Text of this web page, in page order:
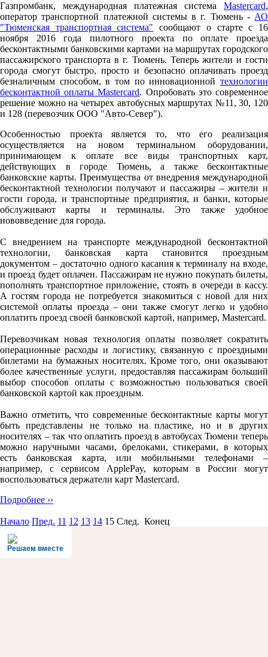
Газпромбанк, международная платежная система Mastercard,
оператор транспортной платежной системы в г. Тюмень - АО
"Тюменская транспортная система" сообщают о старте c 16
ноября 2016 года пилотного проекта по оплате проезда
бесконтактными банковскими картами на маршрутах городского
пассажирского транспорта в г. Тюмень. Теперь жители и гости
города смогут быстро, просто и безопасно оплачивать проезд
безналичным способом, в том по инновационной технологии
бесконтактной оплаты Mastercard. Опробовать это современное
решение можно на четырех автобусных маршрутах №11, 30, 120
и 128 (перевозчик ООО "Авто-Север").
Особенностью проекта является то, что его реализация
осуществляется на новом терминальном оборудовании,
принимающем к оплате все виды транспортных карт,
действующих в городе Тюмень, а также бесконтактные
банковские карты. Преимущества от внедрения международной
бесконтактной технологии получают и пассажиры – жители и
гости города, и транспортные предприятия, и банки, которые
обслуживают карты и терминалы. Это также удобное
нововведение для города.
С внедрением на транспорте международной бесконтактной
технологии, банковская карта становится проездным
документом – достаточно одного касания к терминалу на входе,
и проезд будет оплачен. Пассажирам не нужно покупать билеты,
пополнять транспортное приложение, стоять в очереди в кассу.
А гостям города не потребуется знакомиться с новой для них
системой оплаты проезда – они также смогут легко и удобно
оплатить проезд своей банковской картой, например, Mastercard.
Перевозчикам новая технология оплаты позволяет сократить
операционные расходы и логистику, связанную с проездными
билетами на бумажных носителях. Кроме того, они оказывают
более качественные услуги, предоставляя пассажирам больший
выбор способов оплаты с возможностью пользоваться своей
банковской картой как проездным.
Важно отметить, что современные бесконтактные карты могут
быть представлены не только на пластике, но и в других
носителях – так что оплатить проезд в автобусах Тюмени теперь
можно наручными часами, брелоками, стикерами, в которых
есть банковская карта, или мобильными телефонами –
например, с сервисом ApplePay, которым в России могут
воспользоваться держатели карт Mastercard.
Подробнее ››
Начало Пред. 11 12 13 14 15 След. Конец
Решаем вместе